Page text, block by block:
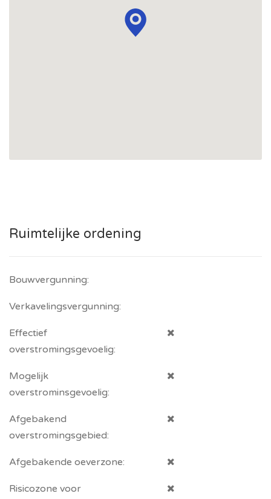
Ruimtelijke ordening
Bouwvergunning:
Verkavelingsvergunning:
Effectief
overstromingsgevoelig:
Mogelijk
overstrominsgevoelig:
Afgebakend
overstromingsgebied:
Afgebakende oeverzone:
Risicozone voor